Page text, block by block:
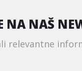
NA NAŠ
relevantne